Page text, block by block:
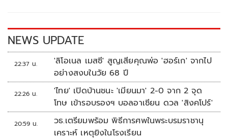
k k
NEWS UPDATE
22:37 น.
'ลิโอเนล เมสซี' สูญเสียคุณพ่อ 'ฮอร์เก' จากไป
อย่างสงบในวัย 68 ปี
22:26 น.
'ไทย' เปิดบ้านชนะ 'เมียนมา' 2-0 จาก 2 จุด
โทษ เข้ารอบรองฯ บอลอาเซียน ดวล 'สิงคโปร์'
20:59 น.
วธ.เตรียมพร้อม พิธีการศพในพระบรมราชานุ
เคราะห์ เหตุยิงในโรงเรียน